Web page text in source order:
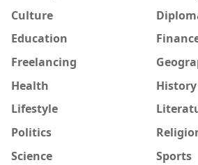
Culture
Education
Freelancing
Health
History
Lifestyle
Politics
Science
Sports